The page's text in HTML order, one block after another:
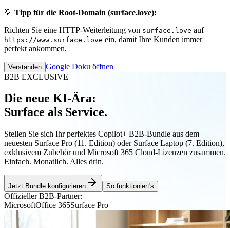
💡 Tipp für die Root-Domain (surface.love):
Richten Sie eine HTTP-Weiterleitung von surface.love auf
https://www.surface.love ein, damit Ihre Kunden immer
perfekt ankommen.
Verstanden Google Doku öffnen
B2B EXCLUSIVE
Die neue KI-Ära:
Surface als Service.
Stellen Sie sich Ihr perfektes Copilot+ B2B-Bundle aus dem
neuesten Surface Pro (11. Edition) oder Surface Laptop (7. Edition),
exklusivem Zubehör und Microsoft 365 Cloud-Lizenzen zusammen.
Einfach. Monatlich. Alles drin.
Jetzt Bundle konfigurieren So funktioniert's
Offizieller B2B-Partner:
MicrosoftOffice 365Surface Pro